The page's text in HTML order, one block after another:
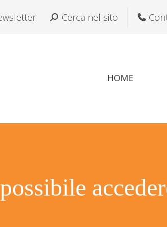
Cerca:Cerca nel sito
HOME